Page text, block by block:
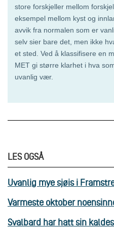
store forskjeller mellom
eksempel mellom kyst og
avvik fra normalen som er
selv sier bare det, men ikke
et sted. Ved å klassifisere en
MET gi større klarhet i hva
uvanlig vær.
LES OGSÅ
Uvanlig mye sjøis i
Varmeste oktober
Svalbard har hatt sin